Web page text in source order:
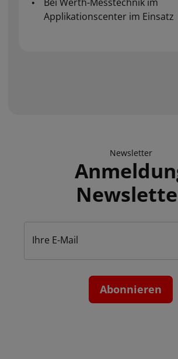
Applikationscenter im Einsatz
Newsletter
Ihre E-Mail
Abonnieren